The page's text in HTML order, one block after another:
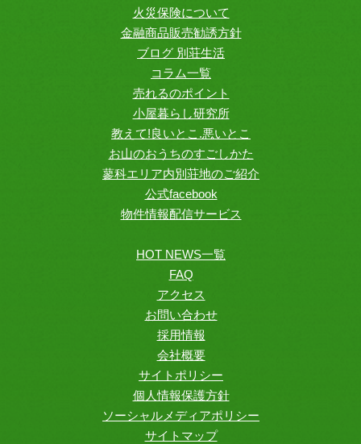
火災保険について
金融商品販売勧誘方針
ブログ 別荘生活
コラム一覧
売れるのポイント
小屋暮らし研究所
教えて!良いとこ.悪いとこ
お山のおうちのすごしかた
蓼科エリア内別荘地のご紹介
公式facebook
物件情報配信サービス
HOT NEWS一覧
FAQ
アクセス
お問い合わせ
採用情報
会社概要
サイトポリシー
個人情報保護方針
ソーシャルメディアポリシー
サイトマップ